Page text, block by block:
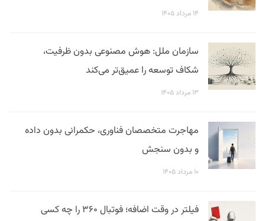
۱۴ مرداد ۱۴۰۵
سازمان ملل: هوش مصنوعی بدون ظرفیت،
شکاف توسعه را عمیق‌تر می‌کند
۱۳ مرداد ۱۴۰۵
مهاجرت متخصصان فناوری، حکمرانی بدون داده
و بدون سنجش
۱۰ مرداد ۱۴۰۵
فیلتر در وقت اضافه؛ فوتبال ۳۶۰ را چه کسی